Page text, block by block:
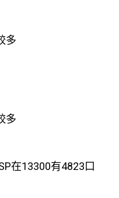
多
多
在13300有4823口